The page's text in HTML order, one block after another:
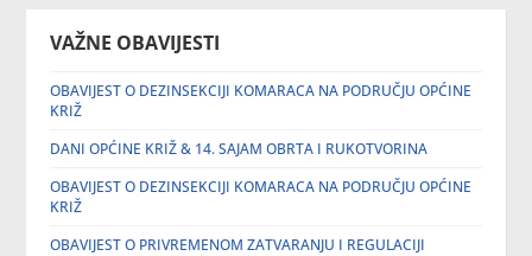
VAŽNE OBAVIJESTI
OBAVIJEST O DEZINSEKCIJI KOMARACA NA PODRUČJU OPĆINE
KRIŽ
DANI OPĆINE KRIŽ & 14. SAJAM OBRTA I RUKOTVORINA
OBAVIJEST O DEZINSEKCIJI KOMARACA NA PODRUČJU OPĆINE
KRIŽ
OBAVIJEST O PRIVREMENOM ZATVARANJU I REGULACIJI